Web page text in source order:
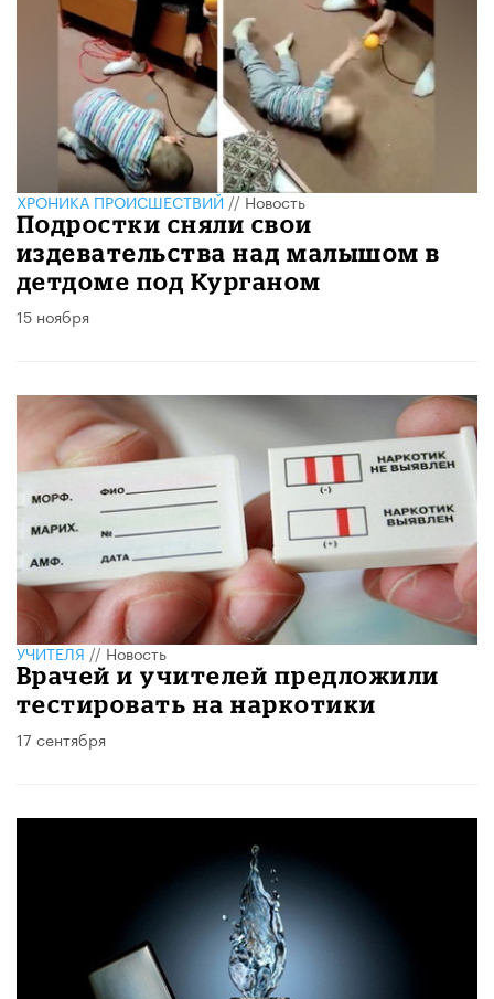
ХРОНИКА ПРОИСШЕСТВИЙ//Новость
Подростки сняли свои
издевательства над малышом в
детдоме под Курганом
15 ноября
УЧИТЕЛЯ//Новость
Врачей и учителей предложили
тестировать на наркотики
17 сентября